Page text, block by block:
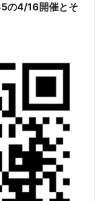
の4/16開催とそ